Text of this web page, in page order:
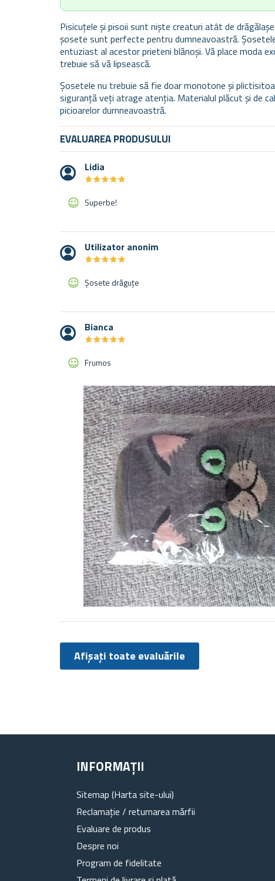
Pisicuțele și pisoii sunt niște creaturi atât de
șosete sunt perfecte pentru dumneavoastră.
entuziast al acestor prieteni blănoși. Vă place moda
trebuie să vă lipsească.
Șosetele nu trebuie să fie doar monotone și
siguranță veți atrage atenția. Materialul plăcut și de
picioarelor dumneavoastră.
EVALUAREA PRODUSULUI
Lidia
★★★★★
★★★★★
Superbe!
Utilizator anonim
★★★★★
★★★★★
Șosete drăguțe
Bianca
★★★★★
★★★★★
Frumos
Afișați toate evaluările
INFORMAȚII
Sitemap (Harta site-ului)
Reclamație / returnarea mărfii
Evaluare de produs
Despre noi
Program de fidelitate